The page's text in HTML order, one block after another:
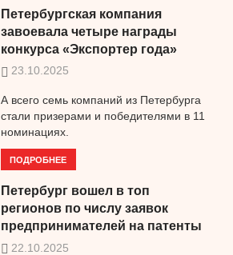
Петербургская компания
завоевала четыре награды
конкурса «Экспортер года»
23.10.2025
А всего семь компаний из Петербурга
стали призерами и победителями в 11
номинациях.
ПОДРОБНЕЕ
Петербург вошел в топ
регионов по числу заявок
предпринимателей на патенты
22.10.2025